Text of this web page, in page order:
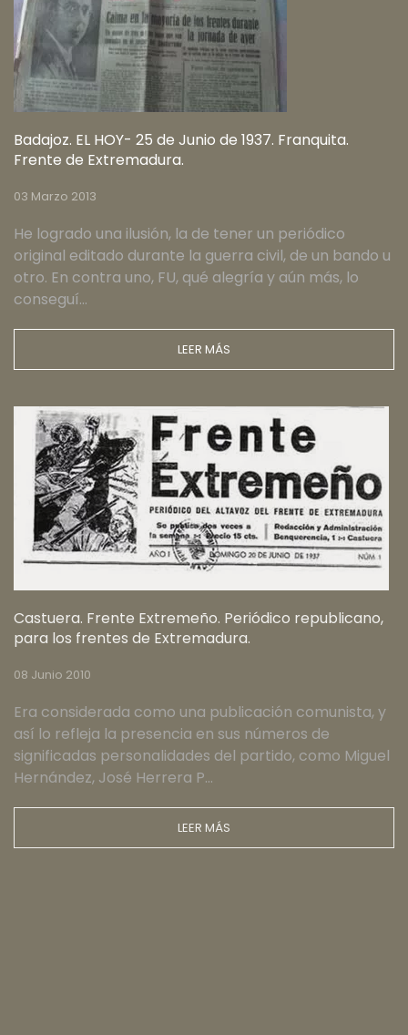
Badajoz. EL HOY- 25 de Junio de 1937. Franquita.
Frente de Extremadura.
03 Marzo 2013
He logrado una ilusión, la de tener un periódico
original editado durante la guerra civil, de un bando u
otro. En contra uno, FU, qué alegría y aún más, lo
conseguí…
LEER MÁS
Castuera. Frente Extremeño. Periódico republicano,
para los frentes de Extremadura.
08 Junio 2010
Era considerada como una publicación comunista, y
así lo refleja la presencia en sus números de
significadas personalidades del partido, como Miguel
Hernández, José Herrera P…
LEER MÁS